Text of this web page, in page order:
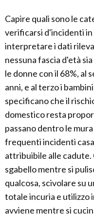
Capire quali sono le
verificarsi d'incidenti in
interpretare i dati
nessuna fascia d'età
le donne con il 68%, al
anni, e al terzo i
specificano che il
domestico resta
passano dentro le
frequenti incidenti
attribuibile alle cadute.
sgabello mentre si
qualcosa, scivolare su
totale incuria e utilizzo
avviene mentre si